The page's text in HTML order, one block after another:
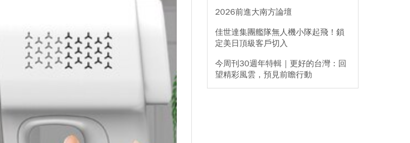
2026前進大南方論壇
佳世達集團艦隊無人機小隊起飛！鎖
定美日頂級客戶切入
今周刊30週年特輯｜更好的台灣：回
望精彩風雲，預見前瞻行動